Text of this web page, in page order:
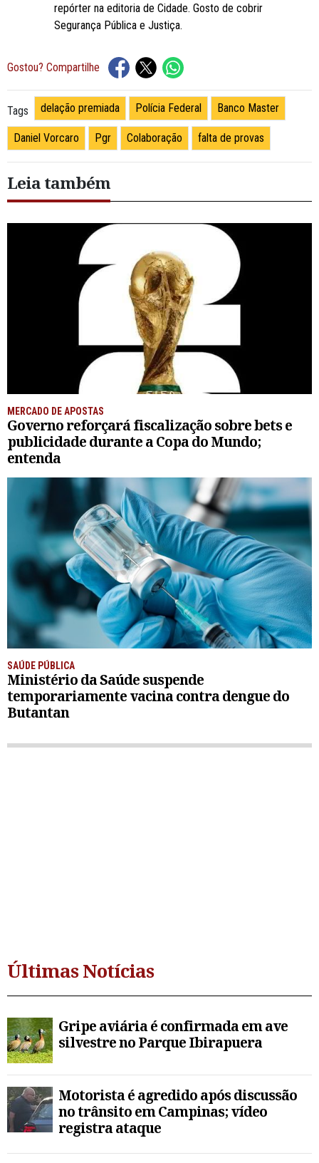
repórter na editoria de Cidade. Gosto de cobrir
Segurança Pública e Justiça.
Gostou? Compartilhe
Tags delação premiada Polícia Federal Banco Master
Daniel Vorcaro Pgr Colaboração falta de provas
Leia também
MERCADO DE APOSTAS
Governo reforçará fiscalização sobre bets e
publicidade durante a Copa do Mundo;
entenda
SAÚDE PÚBLICA
Ministério da Saúde suspende
temporariamente vacina contra dengue do
Butantan
Últimas Notícias
Gripe aviária é confirmada em ave
silvestre no Parque Ibirapuera
Motorista é agredido após discussão
no trânsito em Campinas; vídeo
registra ataque